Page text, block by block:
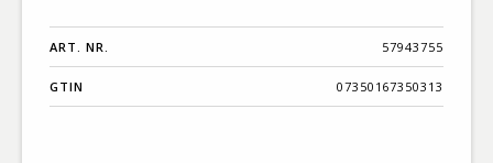
ART. NR. 57943755
GTIN 07350167350313